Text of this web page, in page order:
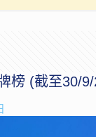
榜 (截至30/